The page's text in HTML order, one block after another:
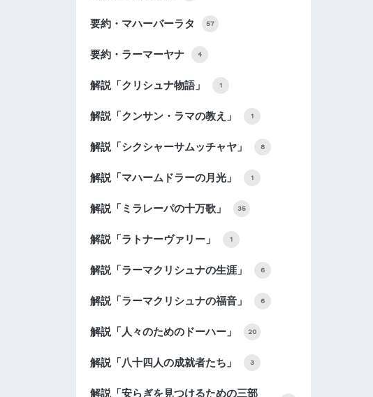
要約・マハーバーラタ 57
要約・ラーマーヤナ 4
解説「クリシュナ物語」 1
解説「クンサン・ラマの教え」 1
解説「シクシャーサムッチャヤ」 8
解説「マハームドラーの月光」 1
解説「ミラレーパの十万歌」 35
解説「ラトナーヴァリー」 1
解説「ラーマクリシュナの生涯」 6
解説「ラーマクリシュナの福音」 6
解説「人々のためのドーハー」 20
解説「八十四人の成就者たち」 3
解説「安らぎを見つけるための三部